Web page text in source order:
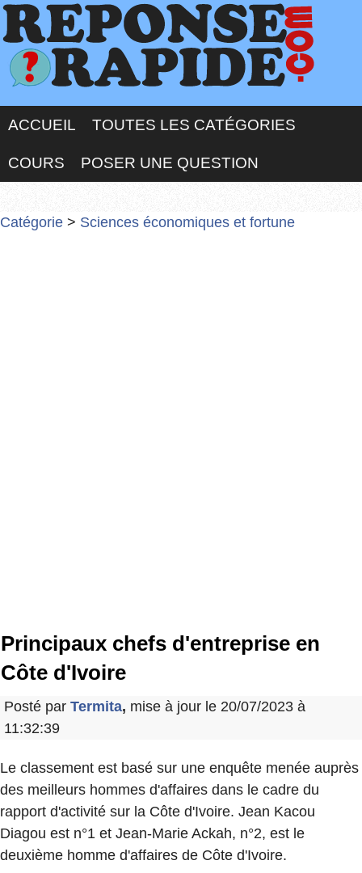
ACCUEIL TOUTES LES CATÉGORIES
COURS POSER UNE QUESTION
Catégorie > Sciences économiques et fortune
Principaux chefs d'entreprise en
Côte d'Ivoire
Posté par Termita, mise à jour le 20/07/2023 à
11:32:39
Le classement est basé sur une enquête menée auprès
des meilleurs hommes d'affaires dans le cadre du
rapport d'activité sur la Côte d'Ivoire. Jean Kacou
Diagou est n°1 et Jean-Marie Ackah, n°2, est le
deuxième homme d'affaires de Côte d'Ivoire.